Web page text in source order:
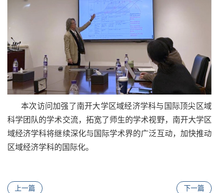
本次访问加强了南开大学区域经济学科与国际顶尖区域
科学团队的学术交流，拓宽了师生的学术视野，南开大学区
域经济学科将继续深化与国际学术界的广泛互动，加快推动
区域经济学科的国际化。
上一篇 下一篇